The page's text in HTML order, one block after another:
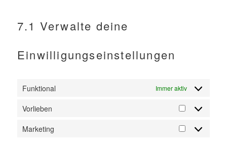
7.1 Verwalte deine
Einwilligungseinstellungen
Funktional Immer aktiv
Vorlieben
Vorlieben
Marketing
Marketing